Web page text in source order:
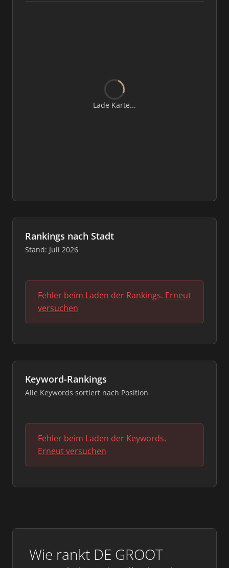
Wie rankt DE GROOT
Lade Karte...
Rankings nach Stadt
Stand: Juli 2026
Fehler beim Laden der Rankings. Erneut
versuchen
Keyword-Rankings
Alle Keywords sortiert nach Position
Fehler beim Laden der Keywords.
Erneut versuchen